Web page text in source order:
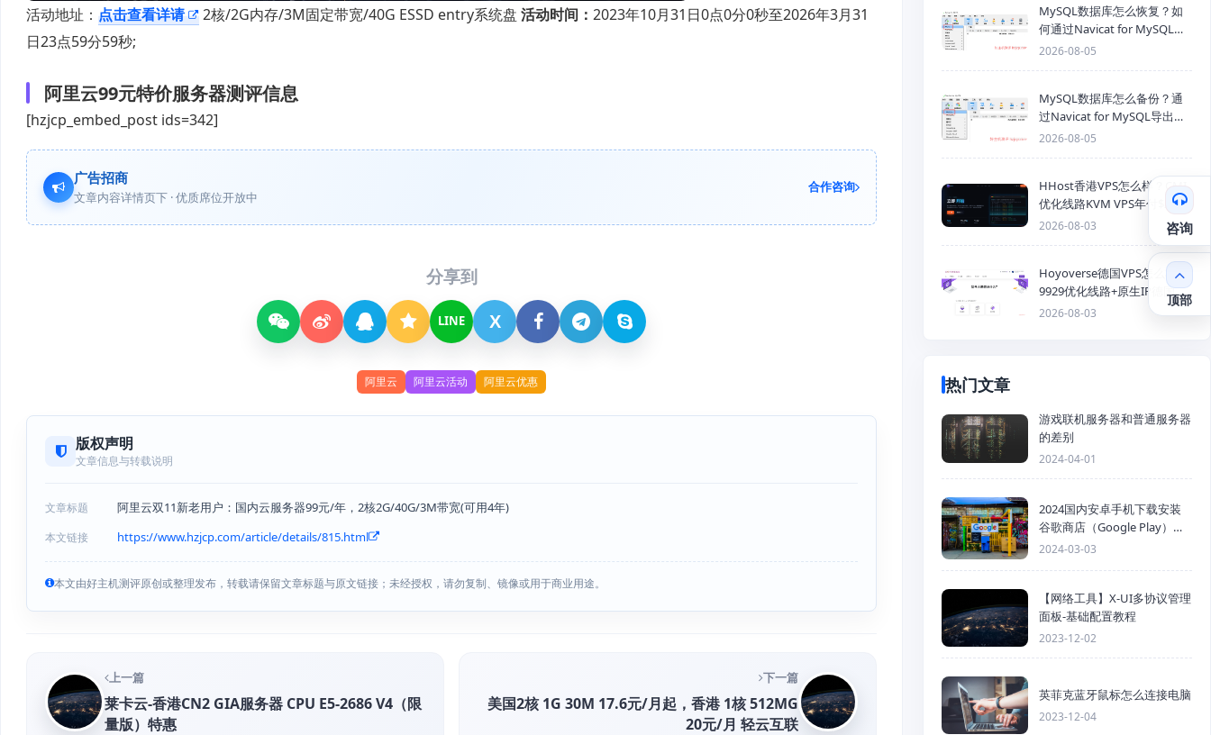
活动地址： 点击查看详请 2核/2G内存/3M固定带宽/40G ESSD entry系统盘 活动时间： 2023年10月31日0点0分0秒至2026年3月31
日23点59分59秒;
阿里云99元特价服务器测评信息
[hzjcp_embed_post ids=342]
广告招商
文章内容详情页下 · 优质席位开放中
合作咨询
分享到
LINE X
阿里云 阿里云活动 阿里云优惠
版权声明
文章信息与转载说明
文章标题 阿里云双11新老用户：国内云服务器99元/年，2核2G/40G/3M带宽(可用4年)
本文链接 https://www.hzjcp.com/article/details/815.html
本文由好主机测评原创或整理发布，转载请保留文章标题与原文链接；未经授权，请勿复制、镜像或用于商业用途。
上一篇
莱卡云-香港CN2 GIA服务器 CPU E5-2686 V4（限
量版）特惠
下一篇
美国2核 1G 30M 17.6元/月起，香港 1核 512MG
20元/月 轻云互联
MySQL数据库怎么恢复？如
何通过Navicat for MySQL导
入SQL备份文件
2026-08-05
MySQL数据库怎么备份？通
过Navicat for MySQL导出
Mysql数据库为SQL格式备份
2026-08-05
HHost香港VPS怎么样？CMI
优化线路KVM VPS年付$25
起，4GB内存优惠套餐
2026-08-03
Hoyoverse德国VPS怎么样？
9929优化线路+原生IP德国
KVM VPS推荐
2026-08-03
热门文章
游戏联机服务器和普通服务器
的差别
2024-04-01
2024国内安卓手机下载安装
谷歌商店（Google Play）详
细步骤
2024-03-03
【网络工具】X-UI多协议管理
面板-基础配置教程
2023-12-02
英菲克蓝牙鼠标怎么连接电脑
2023-12-04
咨询
顶部